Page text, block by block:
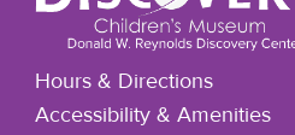
Hours & Directions
Accessibility & Amenities